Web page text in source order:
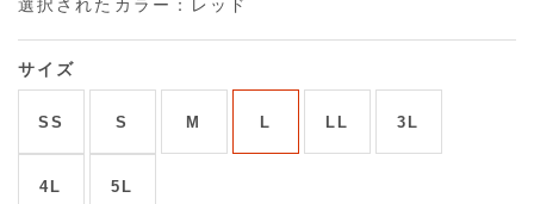
選択されたカラー：レッド
サイズ
SS S M L LL 3L
4L 5L